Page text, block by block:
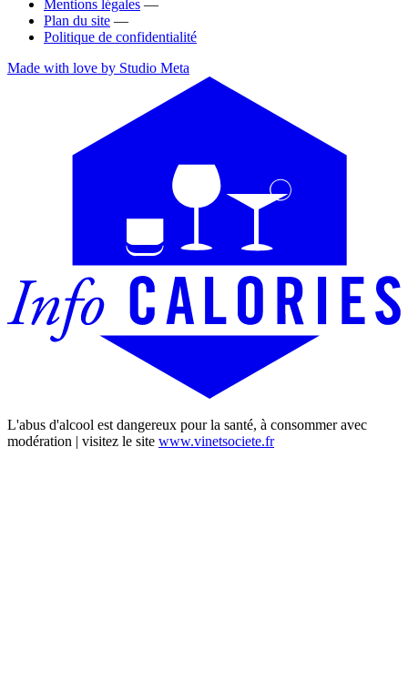
Mentions légales —
Plan du site —
Politique de confidentialité
Made with love by Studio Meta
L'abus d'alcool est dangereux pour la santé, à consommer avec
modération | visitez le site www.vinetsociete.fr